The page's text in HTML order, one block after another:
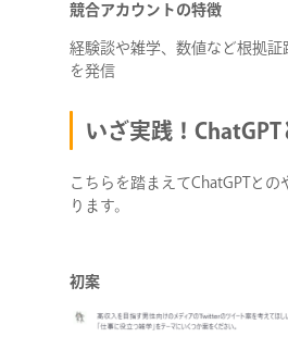
競合アカウントの特徴
経験談や雑学、数値など根拠証
を発信
いざ実践！ChatGPT
こちらを踏まえてChatGPTとの
ります。
初案